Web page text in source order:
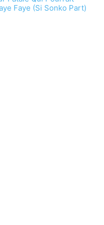
Faye (Si Sonko Part)